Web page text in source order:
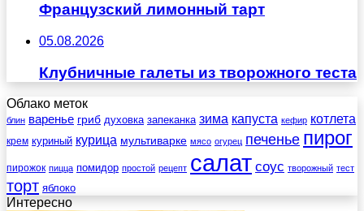
Французский лимонный тарт
05.08.2026
Клубничные галеты из творожного теста
Облако меток
блин варенье гриб духовка запеканка зима капуста кефир котлета
крем куриный курица мультиварке мясо огурец печенье пирог
пирожок пицца помидор простой рецепт салат соус творожный тест
торт яблоко
Интересно